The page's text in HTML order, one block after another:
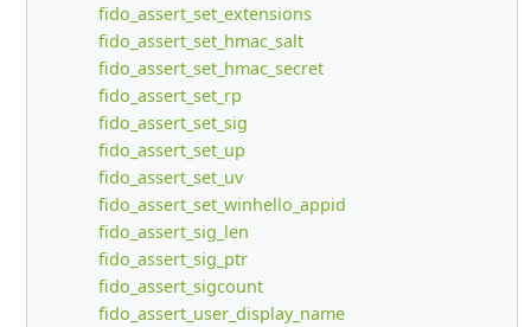
fido_assert_set_extensions
fido_assert_set_hmac_salt
fido_assert_set_hmac_secret
fido_assert_set_rp
fido_assert_set_sig
fido_assert_set_up
fido_assert_set_uv
fido_assert_set_winhello_appid
fido_assert_sig_len
fido_assert_sig_ptr
fido_assert_sigcount
fido_assert_user_display_name